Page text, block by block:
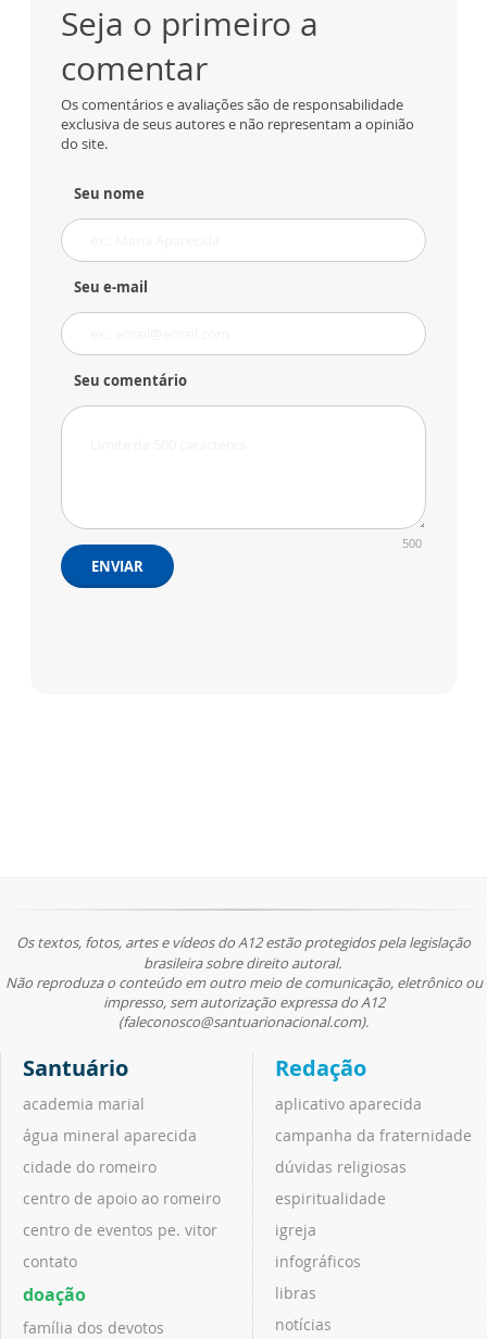
Seja o primeiro a
comentar
Os comentários e avaliações são de responsabilidade
exclusiva de seus autores e não representam a opinião
do site.
Seu nome
Seu e-mail
Seu comentário
500
ENVIAR
Os textos, fotos, artes e vídeos do A12 estão protegidos pela legislação
brasileira sobre direito autoral.
Não reproduza o conteúdo em outro meio de comunicação, eletrônico ou
impresso, sem autorização expressa do A12
(faleconosco@santuarionacional.com).
Santuário
academia marial
água mineral aparecida
cidade do romeiro
centro de apoio ao romeiro
centro de eventos pe. vitor
contato
doação
família dos devotos
Redação
aplicativo aparecida
campanha da fraternidade
dúvidas religiosas
espiritualidade
igreja
infográficos
libras
notícias